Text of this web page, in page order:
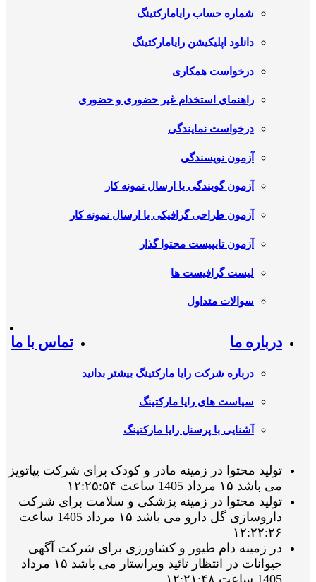
شماره حساب رایامارکتینگ
دانلود اپلیکیشن رایامارکتینگ
درخواست همکاری
راهنمای استخدام غیر حضوری و حضوری
درخواست نمایندگی
آزمون نویسندگی
آزمون گویندگی یا ارسال نمونه کار
آزمون طراحی گرافیکی یا ارسال نمونه کار
آزمون تایپیست محتوا گذار
لیست گرافیست ها
سوالات متداول
درباره ما
درباره شرکت رایا مارکتینگ بیشتر بدانید
سیاست های رایا مارکتینگ
آشنایی با پرسنل رایا مارکتینگ
تماس با ما
تولید محتوا در زمینه مادر و کودک برای شرکت پپاتویز
می باشد ۱۵ مرداد 1405 ساعت ۱۲:۲۵:۵۴
تولید محتوا در زمینه پزشکی و سلامت برای شرکت
داروسازی گل دارو می باشد ۱۵ مرداد 1405 ساعت
۱۲:۲۲:۲۶
در زمینه دام طیور و کشاورزی برای شرکت آگهی
حیوانات در انتظار تائید ویراستار می باشد ۱۵ مرداد
1405 ساعت ۱۲:۲۱:۴۸